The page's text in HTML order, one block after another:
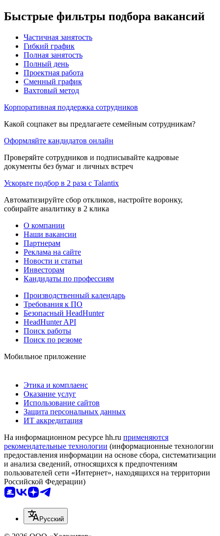
Быстрые фильтры подбора вакансий
Частичная занятость
Гибкий график
Полная занятость
Полный день
Проектная работа
Сменный график
Вахтовый метод
Корпоративная поддержка сотрудников
Какой соцпакет вы предлагаете семейным сотрудникам?
Оформляйте кандидатов онлайн
Проверяйте сотрудников и подписывайте кадровые
документы без бумаг и личных встреч
Ускорьте подбор в 2 раза с Talantix
Автоматизируйте сбор откликов, настройте воронку,
собирайте аналитику в 2 клика
О компании
Наши вакансии
Партнерам
Реклама на сайте
Новости и статьи
Инвесторам
Кандидаты по профессиям
Производственный календарь
Требования к ПО
Безопасный HeadHunter
HeadHunter API
Поиск работы
Поиск по резюме
Мобильное приложение
Этика и комплаенс
Оказание услуг
Использование сайтов
Защита персональных данных
ИТ аккредитация
На информационном ресурсе hh.ru применяются
рекомендательные технологии (информационные технологии
предоставления информации на основе сбора, систематизации
и анализа сведений, относящихся к предпочтениям
пользователей сети «Интернет», находящихся на территории
Российской Федерации)
Русский